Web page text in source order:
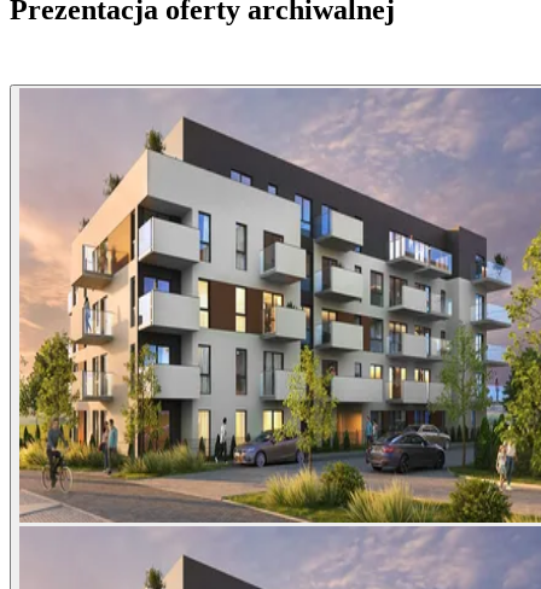
Prezentacja oferty archiwalnej